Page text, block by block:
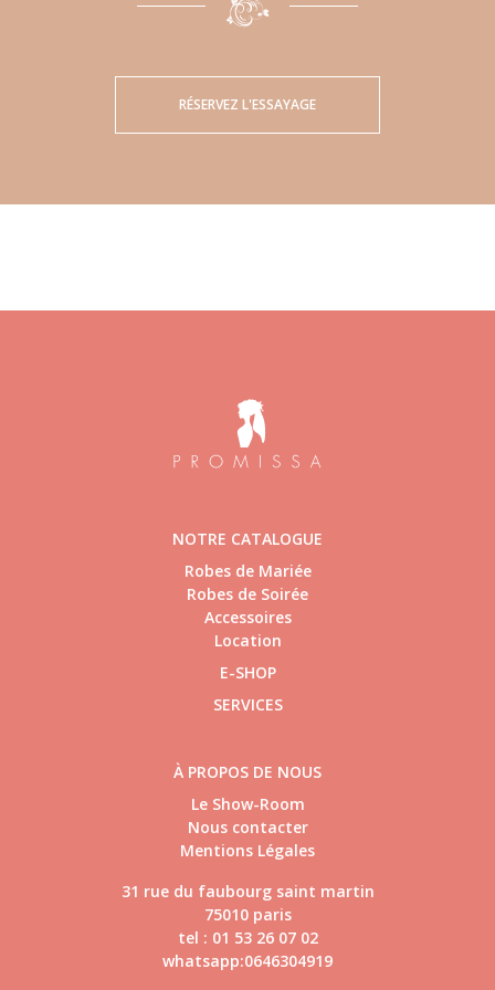
RÉSERVEZ L'ESSAYAGE
NOTRE CATALOGUE
Robes de Mariée
Robes de Soirée
Accessoires
Location
E-SHOP
SERVICES
À PROPOS DE NOUS
Le Show-Room
Nous contacter
Mentions Légales
31 rue du faubourg saint martin
75010 paris
tel : 01 53 26 07 02
whatsapp:0646304919